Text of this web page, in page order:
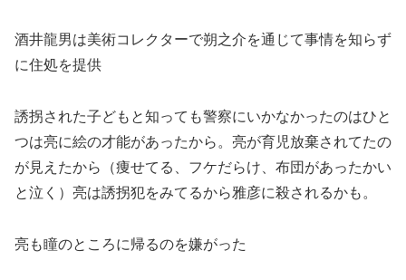
酒井龍男は美術コレクターで朔之介を通じて事情を知らず
に住処を提供
誘拐された子どもと知っても警察にいかなかったのはひと
つは亮に絵の才能があったから。亮が育児放棄されてたの
が見えたから（痩せてる、フケだらけ、布団があったかい
と泣く）亮は誘拐犯をみてるから雅彦に殺されるかも。
亮も瞳のところに帰るのを嫌がった